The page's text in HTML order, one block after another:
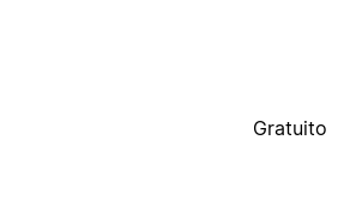
Gratuito